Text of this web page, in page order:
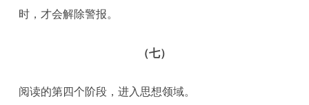
时，才会解除警报。
（七）
阅读的第四个阶段，进入思想领域。